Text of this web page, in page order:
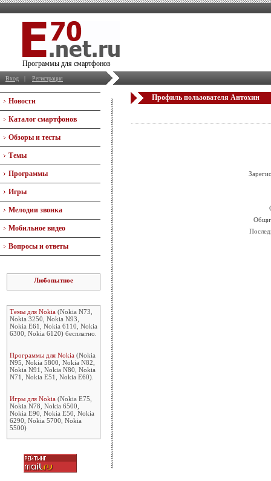
Программы для смартфонов
Вход | Регистрация
Новости
Каталог смартфонов
Обзоры и тесты
Темы
Программы
Игры
Мелодии звонка
Мобильное видео
Вопросы и ответы
Любопытное
Темы для Nokia (Nokia N73,
Nokia 3250, Nokia N93,
Nokia E61, Nokia 6110, Nokia
6300, Nokia 6120) бесплатно.
Программы для Nokia (Nokia
N95, Nokia 5800, Nokia N82,
Nokia N91, Nokia N80, Nokia
N71, Nokia E51, Nokia E60).
Игры для Nokia (Nokia E75,
Nokia N78, Nokia 6500,
Nokia E90, Nokia E50, Nokia
6290, Nokia 5700, Nokia
5500)
Профиль пользователя Антохин